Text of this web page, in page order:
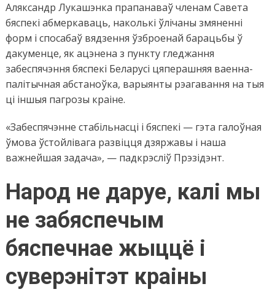
Аляксандр Лукашэнка прапанаваў членам Савета
бяспекі абмеркаваць, наколькі ўлічаны змяненні
форм і спосабаў вядзення ўзброенай барацьбы ў
дакуменце, як ацэнена з пункту гледжання
забеспячэння бяспекі Беларусі цяперашняя ваенна-
палітычная абстаноўка, варыянты рэагавання на тыя
ці іншыя пагрозы краіне.
«Забеспячэнне стабільнасці і бяспекі — гэта галоўная
ўмова ўстойлівага развіцця дзяржавы і наша
важнейшая задача», — падкрэсліў Прэзідэнт.
Народ не даруе, калі мы
не забяспечым
бяспечнае жыццё і
суверэнітэт краіны